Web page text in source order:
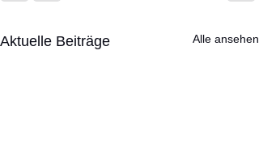
Aktuelle Beiträge Alle ansehen